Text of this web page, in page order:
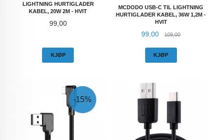
LIGHTNING HURTIGLADER
KABEL, 20W 2M - HVIT
Pris
99,00
KJØP
MCDODO USB-C TIL LIGHTNING
HURTIGLADER KABEL, 36W 1,2M -
HVIT
Tilbud
99,00 109,00Rabatt
KJØP
-15%